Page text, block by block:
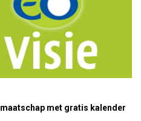
met gratis kalender